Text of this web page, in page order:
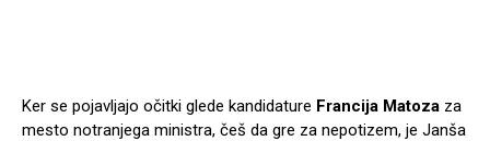
Ker se pojavljajo očitki glede kandidature Francija Matoza za
mesto notranjega ministra, češ da gre za nepotizem, je Janša